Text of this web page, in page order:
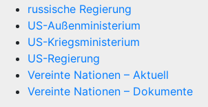
russische Regierung
US-Außenministerium
US-Kriegsministerium
US-Regierung
Vereinte Nationen – Aktuell
Vereinte Nationen – Dokumente